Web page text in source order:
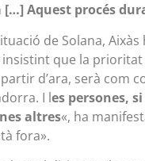
Aquest procés
de Solana,
que la prioritat
partir d’ara, serà
I les persones,
altres«, ha
fora».